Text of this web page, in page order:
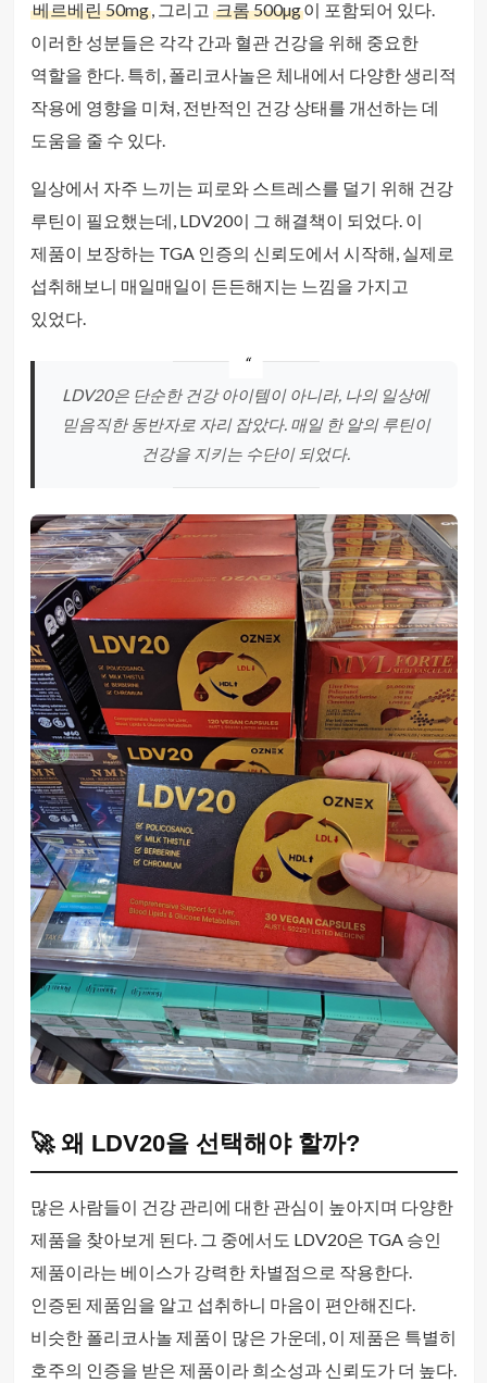
베르베린 50mg, 그리고 크롬 500µg이 포함되어 있다.
이러한 성분들은 각각 간과 혈관 건강을 위해 중요한
역할을 한다. 특히, 폴리코사놀은 체내에서 다양한 생리적
작용에 영향을 미쳐, 전반적인 건강 상태를 개선하는 데
도움을 줄 수 있다.
일상에서 자주 느끼는 피로와 스트레스를 덜기 위해 건강
루틴이 필요했는데, LDV20이 그 해결책이 되었다. 이
제품이 보장하는 TGA 인증의 신뢰도에서 시작해, 실제로
섭취해보니 매일매일이 든든해지는 느낌을 가지고
있었다.
LDV20은 단순한 건강 아이템이 아니라, 나의 일상에
믿음직한 동반자로 자리 잡았다. 매일 한 알의 루틴이
건강을 지키는 수단이 되었다.
🚀 왜 LDV20을 선택해야 할까?
많은 사람들이 건강 관리에 대한 관심이 높아지며 다양한
제품을 찾아보게 된다. 그 중에서도 LDV20은 TGA 승인
제품이라는 베이스가 강력한 차별점으로 작용한다.
인증된 제품임을 알고 섭취하니 마음이 편안해진다.
비슷한 폴리코사놀 제품이 많은 가운데, 이 제품은 특별히
호주의 인증을 받은 제품이라 희소성과 신뢰도가 더 높다.